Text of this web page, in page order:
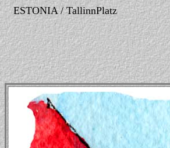
ESTONIA / TallinnPlatz